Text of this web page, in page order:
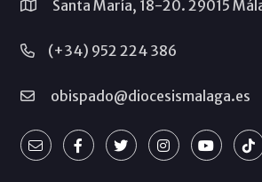
Santa María, 18-20. 29015
(+34) 952 224 386
obispado@diocesismalaga.es